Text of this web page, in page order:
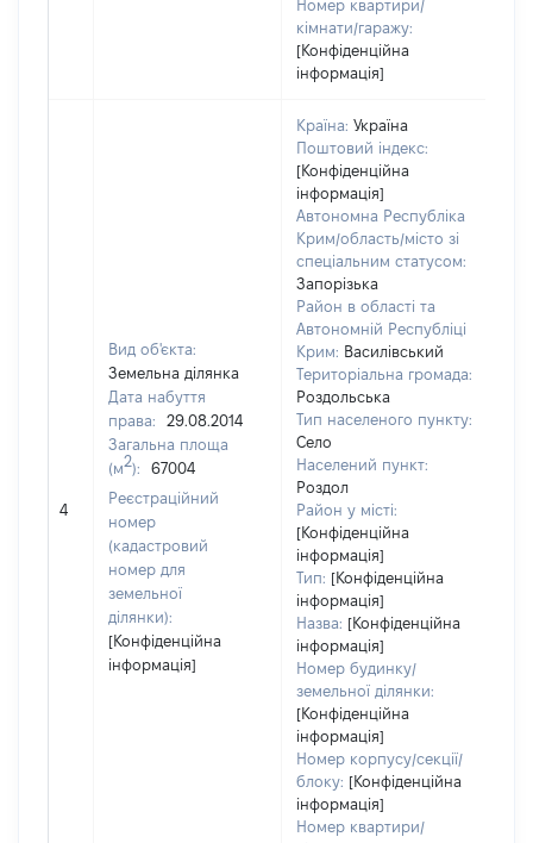
Номер квартири/
кімнати/гаражу:
[Конфіденційна
інформація]
4
Вид об'єкта:
Земельна ділянка
Дата набуття
права:
29.08.2014
Загальна площа
(м2):
67004
Реєстраційний
номер
(кадастровий
номер для
земельної
ділянки):
[Конфіденційна
інформація]
Країна: Україна
Поштовий індекс:
[Конфіденційна
інформація]
Автономна Республіка
Крим/область/місто зі
спеціальним статусом:
Запорізька
Район в області та
Автономній Республіці
Крим: Василівський
Територіальна громада:
Роздольська
Тип населеного пункту:
Село
Населений пункт:
Роздол
Район у місті:
[Конфіденційна
інформація]
Тип: [Конфіденційна
інформація]
Назва: [Конфіденційна
інформація]
Номер будинку/
земельної ділянки:
[Конфіденційна
інформація]
Номер корпусу/секції/
блоку: [Конфіденційна
інформація]
Номер квартири/